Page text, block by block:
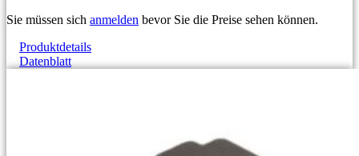
Sie müssen sich anmelden bevor Sie die Preise sehen können.
Produktdetails
Datenblatt